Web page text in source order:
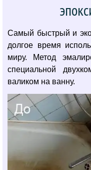
Самый быстрый и
долгое время
миру. Метод
специальной
валиком на ванну.